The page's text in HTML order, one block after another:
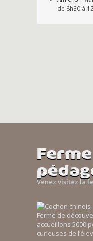
de 8h30 à
Ferme
Venez visitez la
Ferme de
accueillons 5000
curieuses de